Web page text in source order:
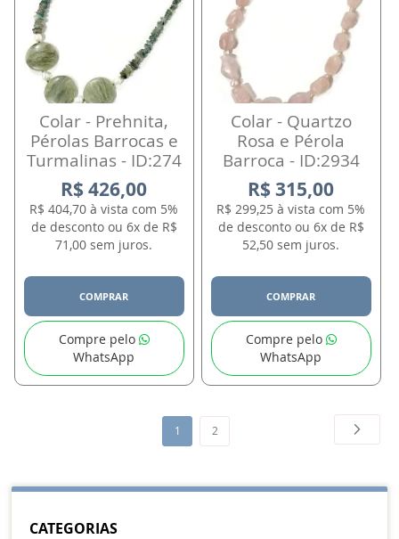
Colar - Prehnita,
Pérolas Barrocas e
Turmalinas - ID:274
R$ 426,00
R$ 404,70 à vista com 5%
de desconto ou 6x de R$
71,00 sem juros.
COMPRAR
Compre pelo
WhatsApp
Colar - Quartzo
Rosa e Pérola
Barroca - ID:2934
R$ 315,00
R$ 299,25 à vista com 5%
de desconto ou 6x de R$
52,50 sem juros.
COMPRAR
Compre pelo
WhatsApp
Página
Você
lendo
1 Página
2
CATEGORIAS